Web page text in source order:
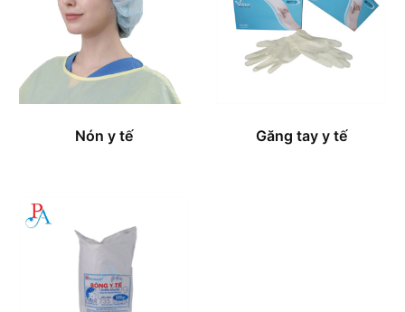
Nón y tế Găng tay y tế